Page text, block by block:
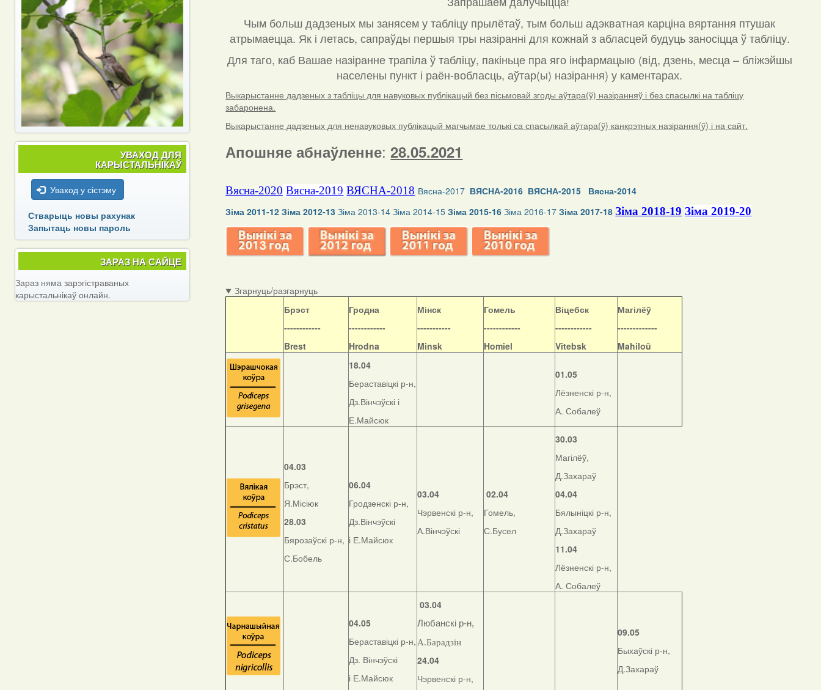
Чым больш дадзеных мы занясем у табліцу прылётаў, тым больш адэкватная карціна вяртання птушак
атрымаецца. Як і летась, сапраўды першыя тры назіранні для кожнай з абласцей будуць заносіцца ў табліцу.
Для таго, каб Вашае назіранне трапіла ў табліцу, пакіньце пра яго інфармацыю (від, дзень, месца – бліжэйшы
населены пункт і раён-вобласць, аўтар(ы) назірання) у каментарах.
Выкарыстанне дадзеных з табліцы для навуковых публікацый без пісьмовай згоды аўтара(ў) назіранняў і без спасылкі на табліцу
забаронена.
Выкарыстанне дадзеных для ненавуковых публікацый магчымае толькі са спасылкай аўтара(ў) канкрэтных назірання(ў) і на сайт.
Апошняе абнаўленне: 28.05.2021
Вясна-2020 Вясна-2019 ВЯСНА-2018 Вясна-2017 ВЯСНА-2016 ВЯСНА-2015
Вясна-2014
Зіма 2011-12 Зіма 2012-13 Зіма 2013-14 Зіма 2014-15 Зіма 2015-16 Зіма 2016-17 Зіма 2017-18 Зіма 2018-19 Зіма 2019-20
Згарнуць/разгарнуць
Брэст
------------
Brest
Гродна
------------
Hrodna
Мінск
-----------
Minsk
Гомель
------------
Homiel
Віцебск
------------
Vitebsk
Магілёў
-------------
Mahiloŭ
18.04
Бераставіцкі р-н,
Дз.Вінчэўскі і
Е.Майсюк
01.05
Лёзненскі р-н,
А. Собалеў
04.03
Брэст,
Я.Місіюк
28.03
Бярозаўскі р-н,
С.Бобель
06.04
Гродзенскі р-н,
Дз.Вінчэўскі
і Е.Майсюк
03.04
Чэрвенскі р-н,
А.Вінчэўскі
02.04
Гомель,
С.Бусел
30.03
Магілёў,
Д.Захараў
04.04
Бялыніцкі р-н,
Д.Захараў
11.04
Лёзненскі р-н,
А. Собалеў
04.05
Бераставіцкі р-н,
Дз. Вінчэўскі
і Е.Майсюк
03.04
Любанскі р-н,
А.Барадзін
24.04
Чэрвенскі р-н,
09.05
Быхаўскі р-н,
Д.Захараў
УВАХОД ДЛЯ
КАРЫСТАЛЬНІКАЎ
Уваход у сістэму
Стварыць новы рахунак
Запытаць новы пароль
ЗАРАЗ НА САЙЦЕ
Зараз няма зарэгістраваных
карыстальнікаў онлайн.